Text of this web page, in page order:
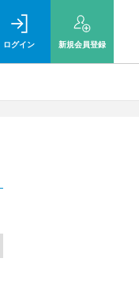
ログイン 新規会員登録